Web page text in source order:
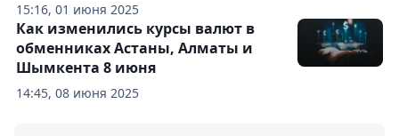
15:16, 01 июня 2025
14:45, 08 июня 2025
Как изменились курсы валют в
обменниках Астаны, Алматы и
Шымкента 8 июня